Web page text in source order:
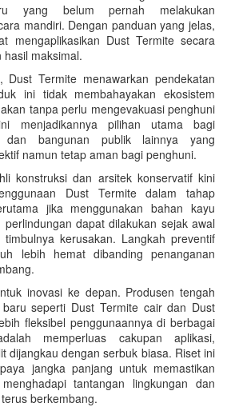
yang belum pernah melakukan
mandiri. Dengan panduan yang jelas,
mengaplikasikan Dust Termite secara
maksimal.
Dust Termite menawarkan pendekatan
ini tidak membahayakan ekosistem
tanpa perlu mengevakuasi penghuni
menjadikannya pilihan utama bagi
dan bangunan publik lainnya yang
namun tetap aman bagi penghuni.
konstruksi dan arsitek konservatif kini
Dust Termite dalam tahap
jika menggunakan bahan kayu
dapat dilakukan sejak awal
kerusakan. Langkah preventif
lebih hemat dibanding penanganan
inovasi ke depan. Produsen tengah
seperti Dust Termite cair dan Dust
fleksibel penggunaannya di berbagai
memperluas cakupan aplikasi,
dijangkau dengan serbuk biasa. Riset ini
jangka panjang untuk memastikan
tantangan lingkungan dan
berkembang.